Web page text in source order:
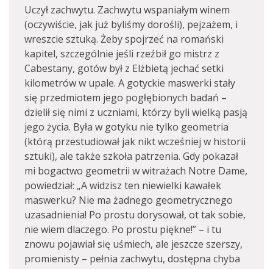
Uczył zachwytu. Zachwytu wspaniałym winem
(oczywiście, jak już byliśmy dorośli), pejzażem, i
wreszcie sztuką. Żeby spojrzeć na romański
kapitel, szczególnie jeśli rzeźbił go mistrz z
Cabestany, gotów był z Elżbietą jechać setki
kilometrów w upale. A gotyckie maswerki stały
się przedmiotem jego pogłębionych badań –
dzielił się nimi z uczniami, którzy byli wielką pasją
jego życia. Była w gotyku nie tylko geometria
(którą przestudiował jak nikt wcześniej w historii
sztuki), ale także szkoła patrzenia. Gdy pokazał
mi bogactwo geometrii w witrażach Notre Dame,
powiedział: „A widzisz ten niewielki kawałek
maswerku? Nie ma żadnego geometrycznego
uzasadnienia! Po prostu dorysował, ot tak sobie,
nie wiem dlaczego. Po prostu piękne!” – i tu
znowu pojawiał się uśmiech, ale jeszcze szerszy,
promienisty – pełnia zachwytu, dostępna chyba